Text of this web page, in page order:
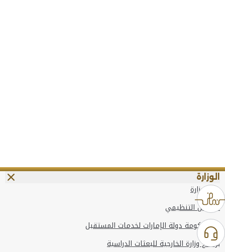
الوزارة
عن الوزارة
الهيكل التنظيمي
وعد حكومة دولة الإمارات لخدمات المستقبل
برنامج وزارة الخارجية للبعثات الدراسية